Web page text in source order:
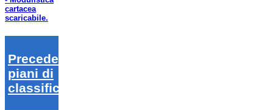
cartacea
scaricabile.
Precedenti
piani di
classifica